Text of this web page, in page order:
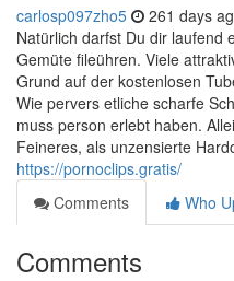
carlosp097zho5 261 days
Natürlich darfst Du dir laufend
Gemüte fileühren. Viele
Grund auf der kostenlosen
Wie pervers etliche scharfe
muss person erlebt haben.
Feineres, als unzensierte
https://pornoclips.gratis/
Comments
Who
Comments